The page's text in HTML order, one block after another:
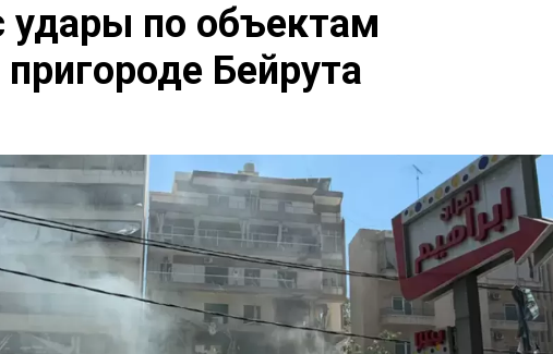
удары по объектам
Бейрута